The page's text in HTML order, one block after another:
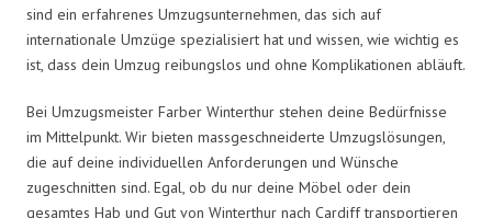
sind ein erfahrenes Umzugsunternehmen, das sich auf
internationale Umzüge spezialisiert hat und wissen, wie wichtig es
ist, dass dein Umzug reibungslos und ohne Komplikationen abläuft.
Bei Umzugsmeister Farber Winterthur stehen deine Bedürfnisse
im Mittelpunkt. Wir bieten massgeschneiderte Umzugslösungen,
die auf deine individuellen Anforderungen und Wünsche
zugeschnitten sind. Egal, ob du nur deine Möbel oder dein
gesamtes Hab und Gut von Winterthur nach Cardiff transportieren